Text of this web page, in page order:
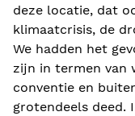
deze locatie, dat
klimaatcrisis, de
We hadden het
zijn in termen van
conventie en
grotendeels deed.